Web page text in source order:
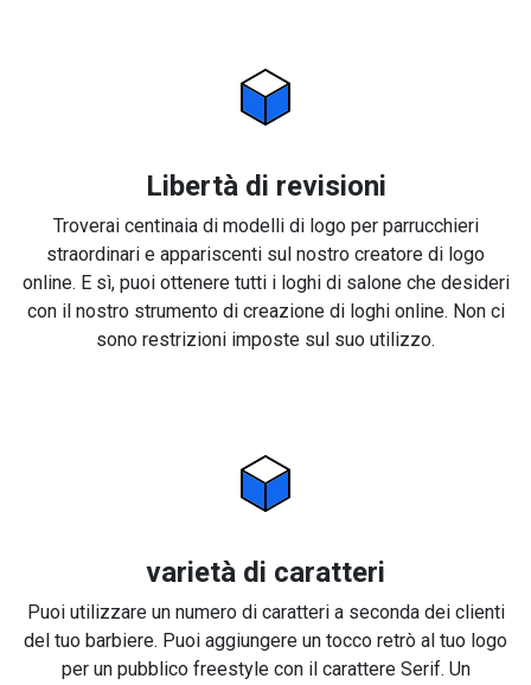
Libertà di revisioni
Troverai centinaia di modelli di logo per parrucchieri
straordinari e appariscenti sul nostro creatore di logo
online. E sì, puoi ottenere tutti i loghi di salone che desideri
con il nostro strumento di creazione di loghi online. Non ci
sono restrizioni imposte sul suo utilizzo.
varietà di caratteri
Puoi utilizzare un numero di caratteri a seconda dei clienti
del tuo barbiere. Puoi aggiungere un tocco retrò al tuo logo
per un pubblico freestyle con il carattere Serif. Un